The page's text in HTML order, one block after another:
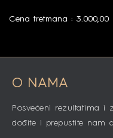
Cena tretmana : 3.000,00
O NAMA
Posvećeni rezultatima i
dođite i prepustite nam